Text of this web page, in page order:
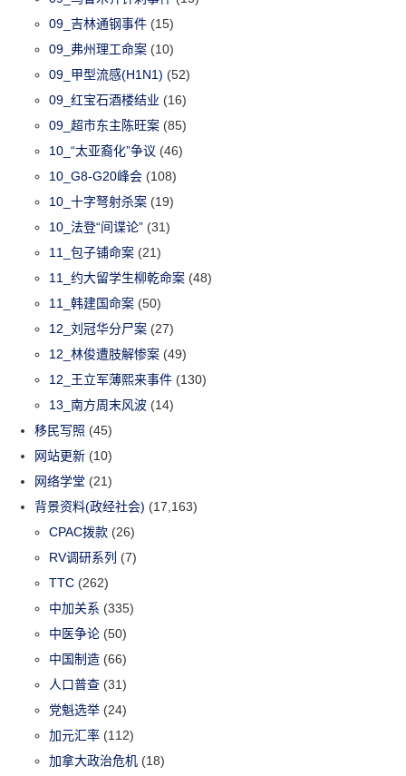
09_吉林通钢事件 (15)
09_弗州理工命案 (10)
09_甲型流感(H1N1) (52)
09_红宝石酒楼结业 (16)
09_超市东主陈旺案 (85)
10_“太亚裔化”争议 (46)
10_G8-G20峰会 (108)
10_十字弩射杀案 (19)
10_法登“间谍论” (31)
11_包子铺命案 (21)
11_约大留学生柳乾命案 (48)
11_韩建国命案 (50)
12_刘冠华分尸案 (27)
12_林俊遭肢解惨案 (49)
12_王立军薄熙来事件 (130)
13_南方周末风波 (14)
移民写照 (45)
网站更新 (10)
网络学堂 (21)
背景资料(政经社会) (17,163)
CPAC拨款 (26)
RV调研系列 (7)
TTC (262)
中加关系 (335)
中医争论 (50)
中国制造 (66)
人口普查 (31)
党魁选举 (24)
加元汇率 (112)
加拿大政治危机 (18)